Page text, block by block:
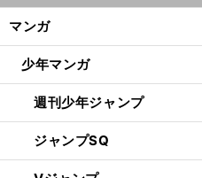
マンガ
少年マンガ
週刊少年ジャンプ
ジャンプSQ